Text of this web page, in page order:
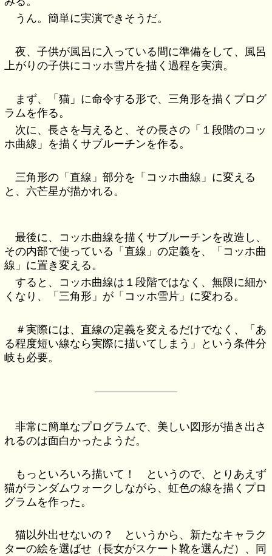
うん。簡単に実演できそうだ。
夜、子供が風呂に入っている間に準備をして、風呂
上がりの子供にコッホ雪片を描く過程を実演。
まず、「猫」に命令する形で、三角形を描くプログ
ラムを作る。
次に、長さを与えると、その長さの「１段階のコッ
ホ曲線」を描くサブルーチンを作る。
三角形の「直線」部分を「コッホ曲線」に変える
と、六芒星が描かれる。
最後に、コッホ曲線を描くサブルーチンを改造し、
その内部で使っている「直線」の定義を、「コッホ曲
線」に置き変える。
すると、コッホ曲線は１段階ではなく、無限に細か
くなり、「三角形」が「コッホ雪片」に変わる。
＃実際には、直線の定義を変えるだけでなく、「あ
る程度短い線なら実際に描いてしまう」という条件分
岐も必要。
非常に簡単なプログラムで、美しい図形が描き出さ
れるのは面白かったようだ。
もっといろいろ描いて！ というので、とりあえず
猫がランダムウォークしながら、虹色の線を描くプロ
グラムを作った。
猫以外出せないの？ というから、新たなキャラク
ターの絵を選ばせ（長女がスケート靴を選んだ）、同